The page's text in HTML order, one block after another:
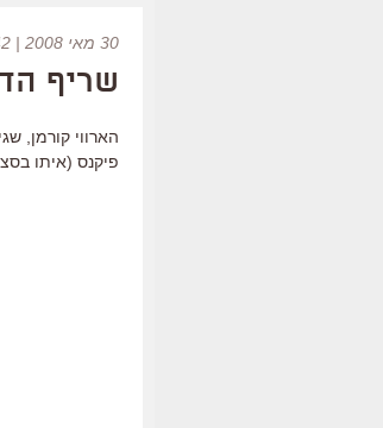
30 מאי 2008 | 10:42
שריף
פיקנס (איתו